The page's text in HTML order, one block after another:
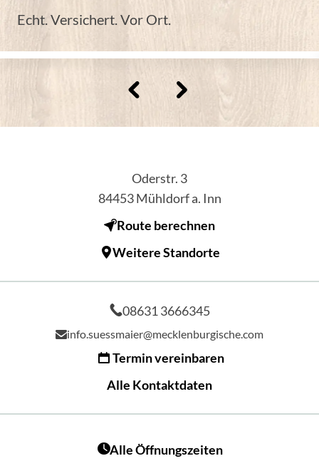
Echt. Versichert. Vor Ort.
Oderstr. 3
84453 Mühldorf a. Inn
Route berechnen
Weitere Standorte
08631 3666345
info.suessmaier@mecklenburgische.com
Termin vereinbaren
Alle Kontaktdaten
Alle Öffnungszeiten